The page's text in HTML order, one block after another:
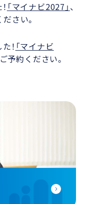
「マイナビ2027」 、
さい。
！ 「マイナビ
予約ください。